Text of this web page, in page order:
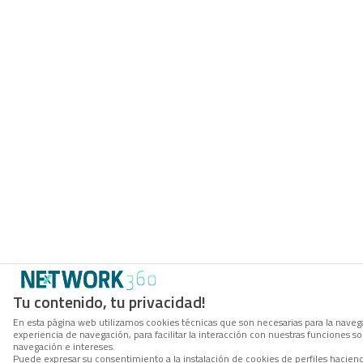
Tu contenido, tu privacidad!
En esta página web utilizamos cookies técnicas que son necesarias para la
experiencia de navegación, para facilitar la interacción con nuestras funciones
navegación e intereses.
Puede expresar su consentimiento a la instalación de cookies de perfiles